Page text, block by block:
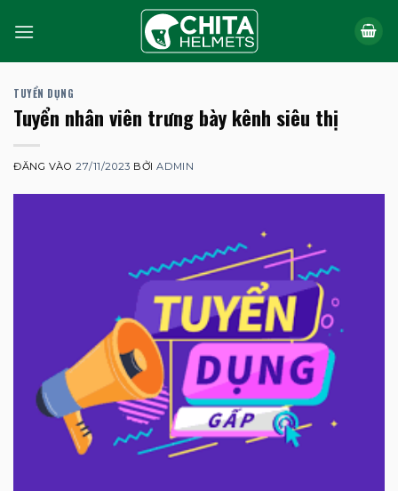
qua
TUYỂN DỤNG
Tuyển nhân viên trưng bày kênh siêu thị
ĐĂNG VÀO27/11/2023 BỞIADMIN